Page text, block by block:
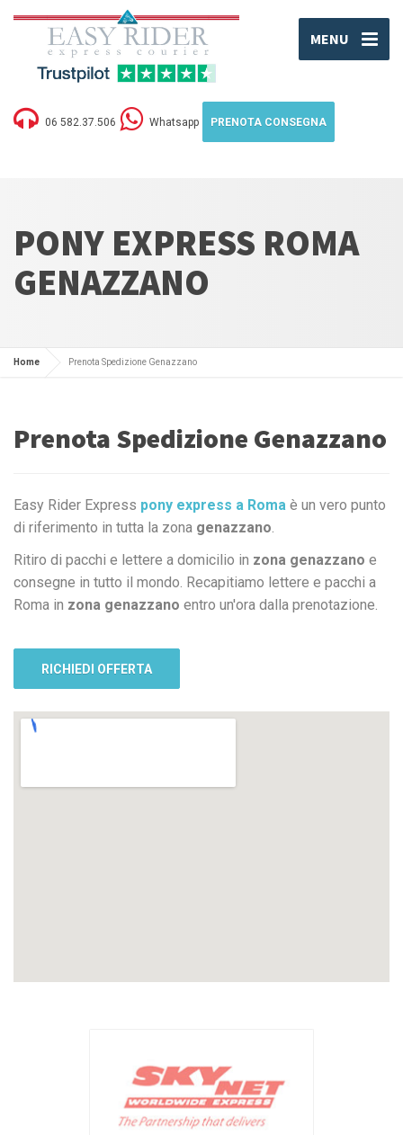
MENU
06 582.37.506 Whatsapp PRENOTA CONSEGNA
PONY EXPRESS ROMA
GENAZZANO
Home Prenota Spedizione Genazzano
Prenota Spedizione Genazzano
Easy Rider Express pony express a Roma è un vero punto
di riferimento in tutta la zona genazzano.
Ritiro di pacchi e lettere a domicilio in zona genazzano e
consegne in tutto il mondo. Recapitiamo lettere e pacchi a
Roma in zona genazzano entro un'ora dalla prenotazione.
RICHIEDI OFFERTA